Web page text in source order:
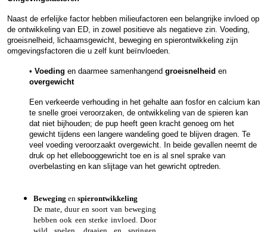
Naast de erfelijke factor hebben milieufactoren een belangrijke invloed op
de ontwikkeling van ED, in zowel positieve als negatieve zin. Voeding,
groeisnelheid, lichaamsgewicht, beweging en spierontwikkeling zijn
omgevingsfactoren die u zelf kunt beïnvloeden.
• Voeding en daarmee samenhangend groeisnelheid en
overgewicht
Een verkeerde verhouding in het gehalte aan fosfor en calcium kan
te snelle groei veroorzaken, de ontwikkeling van de spieren kan
dat niet bijhouden; de pup heeft geen kracht genoeg om het
gewicht tijdens een langere wandeling goed te blijven dragen. Te
veel voeding veroorzaakt overgewicht. In beide gevallen neemt de
druk op het ellebooggewricht toe en is al snel sprake van
overbelasting en kan slijtage van het gewricht optreden.
Beweging en spierontwikkeling
De mate, duur en soort van beweging
hebben ook een sterke invloed. Door